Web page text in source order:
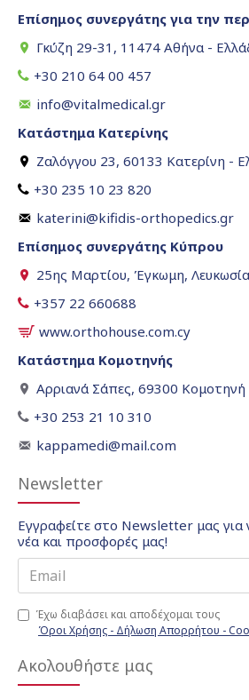
Επίσημος συνεργάτης για την
Γκύζη 29-31, 11474 Αθήνα -
+30 210 64 00 457
info@vitalmedical.gr
Κατάστημα Κατερίνης
Ζαλόγγου 23, 60133 Κατερίνη -
+30 235 10 23 820
katerini@kifidis-orthopedics.gr
Επίσημος συνεργάτης Κύπρου
25ης Μαρτίου, Έγκωμη,
+357 22 660688
www.orthohouse.com.cy
Κατάστημα Κομοτηνής
Αρριανά Σάπες, 69300
+30 253 21 10 310
kappamedi@mail.com
Newsletter
Εγγραφείτε στο Newsletter μας για
νέα και προσφορές μας!
Έχω διαβάσει και αποδέχομαι τους
Όροι Χρήσης - Δήλωση Απορρήτου -
Ακολουθήστε μας